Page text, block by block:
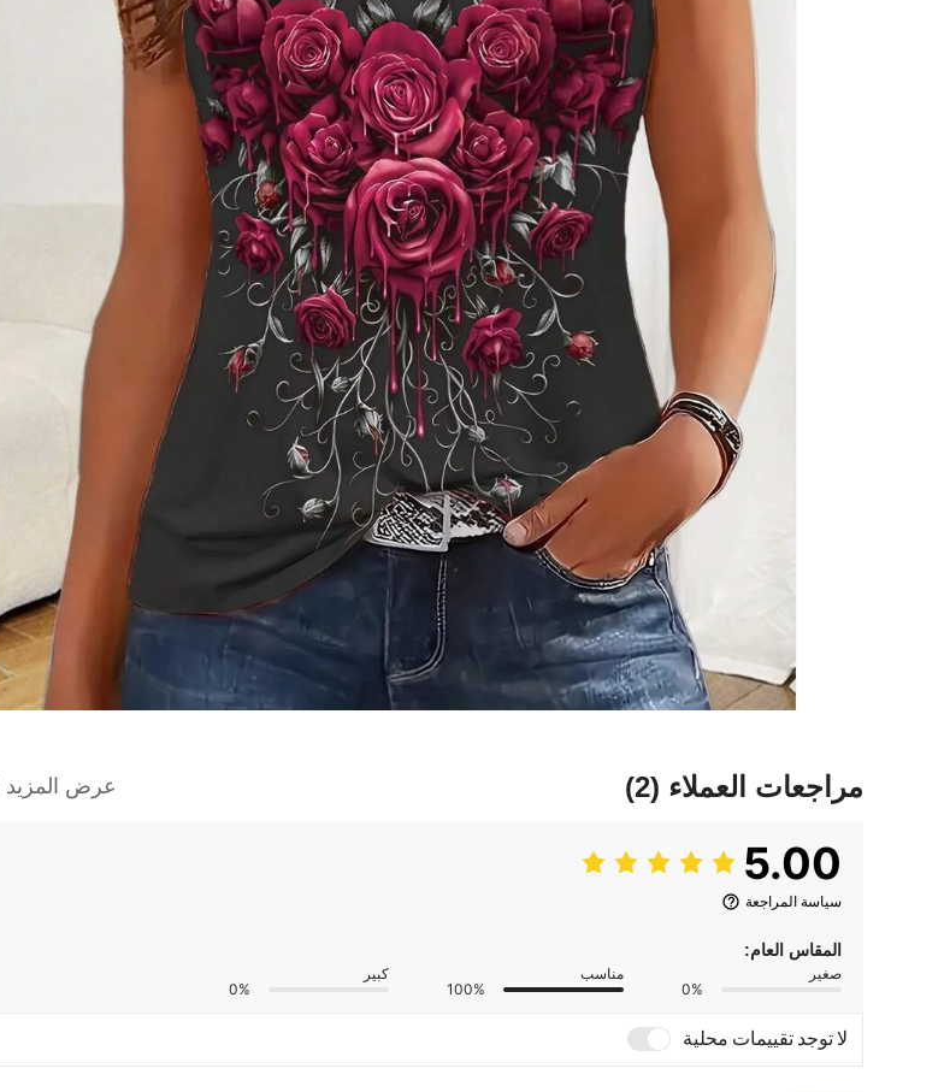
مراجعات العملاء (2) عرض المزيد
5.00
سياسة المراجعة
المقاس العام:
صغير
0%
مناسب
100%
كبير
0%
لا توجد تقييمات محلية